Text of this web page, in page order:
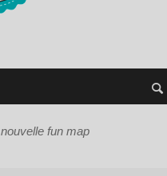
nouvelle fun map